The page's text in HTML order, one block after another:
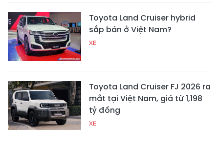
Toyota Land Cruiser hybrid
sắp bán ở Việt Nam?
XE
Toyota Land Cruiser FJ 2026 ra
mắt tại Việt Nam, giá từ 1,198
tỷ đồng
XE